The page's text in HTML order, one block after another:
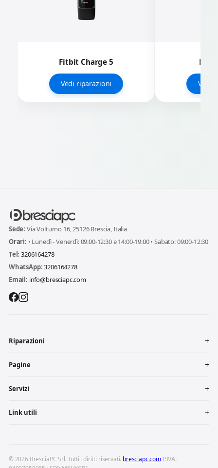
Fitbit Charge 5
Vedi riparazioni Vedi
Sede: Via Volturno 16, 25126 Brescia, Italia
Orari: • Lunedì - Venerdì: 09:00-12:30 e 14:00-19:00 • Sabato: 09:00-12:30
Tel: 3206164278
WhatsApp:3206164278
Email: info@bresciapc.com
Riparazioni
Pagine
Servizi
Link utili
© 2026 BresciaPC Srl. Tutti i diritti riservati. bresciapc.com P.IVA: